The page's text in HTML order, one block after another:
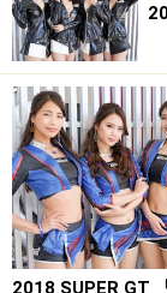
・D.H.G Racing
・EXEDY レー
※画像の肖像権
します。
※画像の無断使
禁止します。
All About 著作
「All About レ
いて
2018 SUPER GT